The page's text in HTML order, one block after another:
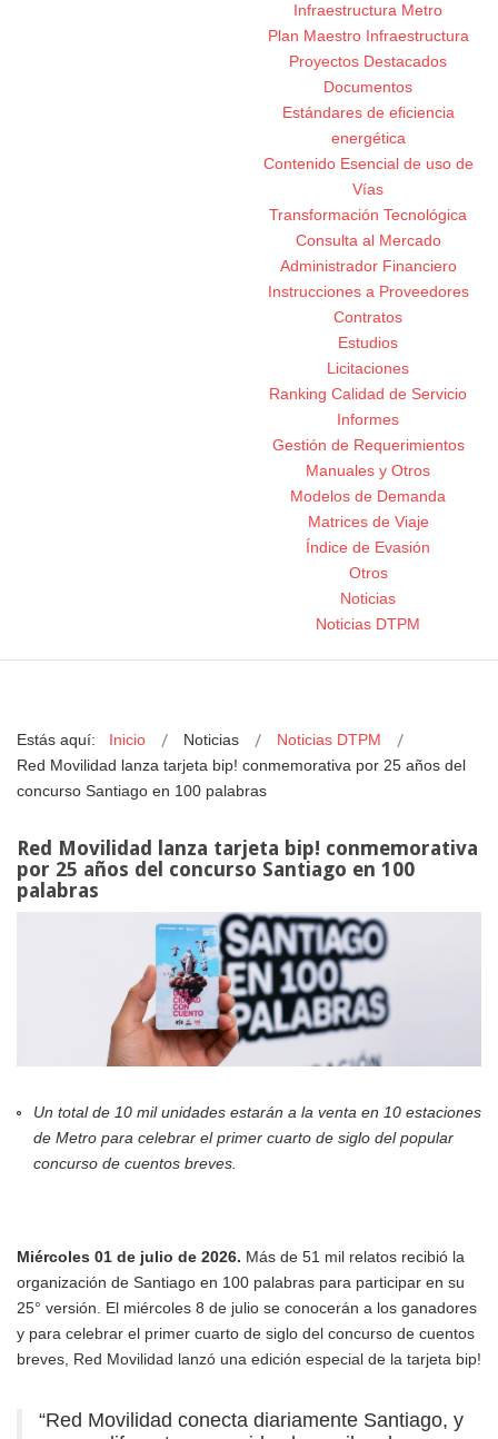
Infraestructura Metro
Plan Maestro Infraestructura
Proyectos Destacados
Documentos
Estándares de eficiencia
energética
Contenido Esencial de uso de
Vías
Transformación Tecnológica
Consulta al Mercado
Administrador Financiero
Instrucciones a Proveedores
Contratos
Estudios
Licitaciones
Ranking Calidad de Servicio
Informes
Gestión de Requerimientos
Manuales y Otros
Modelos de Demanda
Matrices de Viaje
Índice de Evasión
Otros
Noticias
Noticias DTPM
Estás aquí: Inicio Noticias
Noticias DTPM
Red Movilidad lanza tarjeta bip! conmemorativa por 25 años del
concurso Santiago en 100 palabras
Red Movilidad lanza tarjeta bip! conmemorativa
por 25 años del concurso Santiago en 100
palabras
Un total de 10 mil unidades estarán a la venta en 10 estaciones
de Metro para celebrar el primer cuarto de siglo del popular
concurso de cuentos breves.
Miércoles 01 de julio de 2026. Más de 51 mil relatos recibió la
organización de Santiago en 100 palabras para participar en su
25° versión. El miércoles 8 de julio se conocerán a los ganadores
y para celebrar el primer cuarto de siglo del concurso de cuentos
breves, Red Movilidad lanzó una edición especial de la tarjeta bip!
“Red Movilidad conecta diariamente Santiago, y